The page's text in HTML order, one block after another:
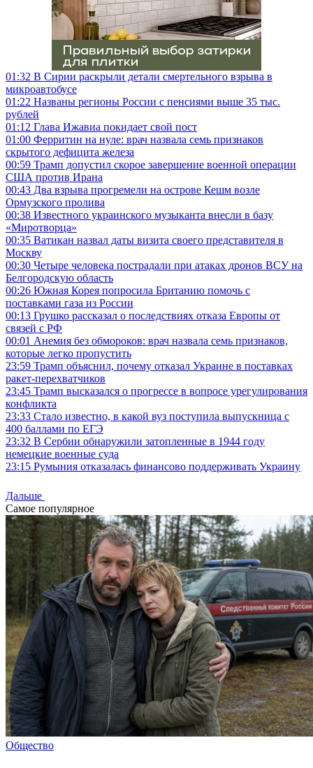
01:32 В Сирии раскрыли детали смертельного взрыва в
микроавтобусе
01:22 Названы регионы России с пенсиями выше 35 тыс.
рублей
01:12 Глава Ижавиа покидает свой пост
01:00 Ферритин на нуле: врач назвала семь признаков
скрытого дефицита железа
00:59 Трамп допустил скорое завершение военной операции
США против Ирана
00:43 Два взрыва прогремели на острове Кешм возле
Ормузского пролива
00:38 Известного украинского музыканта внесли в базу
«Миротворца»
00:35 Ватикан назвал даты визита своего представителя в
Москву
00:30 Четыре человека пострадали при атаках дронов ВСУ на
Белгородскую область
00:26 Южная Корея попросила Британию помочь с
поставками газа из России
00:13 Грушко рассказал о последствиях отказа Европы от
связей с РФ
00:01 Анемия без обмороков: врач назвала семь признаков,
которые легко пропустить
23:59 Трамп объяснил, почему отказал Украине в поставках
ракет-перехватчиков
23:45 Трамп высказался о прогрессе в вопросе урегулирования
конфликта
23:33 Стало известно, в какой вуз поступила выпускница с
400 баллами по ЕГЭ
23:32 В Сербии обнаружили затопленные в 1944 году
немецкие военные суда
23:15 Румыния отказалась финансово поддерживать Украину
Дальше
Самое популярное
Общество